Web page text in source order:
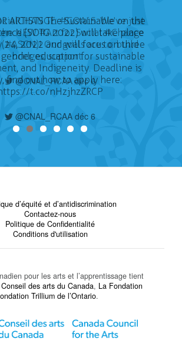
ARTISTS The Sustainable on the
(SOTG 2022) will take place
24, 2022 and will focus on three
education for sustainable
and Indigeneity. Deadline is
find out how to apply here:
t.co/nHzjhzZRCP
@CNAL_RCAA déc 6
d’équité et d’antidiscrimination
Contactez-nous
Politique de Confidentialité
Conditions d'utilisation
pour les arts et l’apprentissage tient
Conseil des arts du Canada, La Fondation
Trillium de l’Ontario.